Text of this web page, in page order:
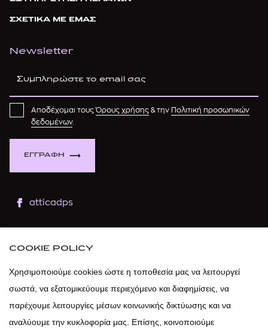
ΣΧΕΤΙΚΑ ΜΕ ΕΜΑΣ
Newsletter
ΕΓΓΡΑΦΗ
Αποδέχομαι τουςΌρους χρήσης & την Πολιτική προσωπικών
δεδομένων.
atticadps
atticadps
COOKIE POLICY
Χρησιμοποιούμε cookies ώστε η τοποθεσία μας να λειτουργεί
σωστά, να εξατομικεύουμε περιεχόμενο και διαφημίσεις, να
παρέχουμε λειτουργίες μέσων κοινωνικής δικτύωσης και να
αναλύουμε την κυκλοφορία μας. Επίσης, κοινοποιούμε